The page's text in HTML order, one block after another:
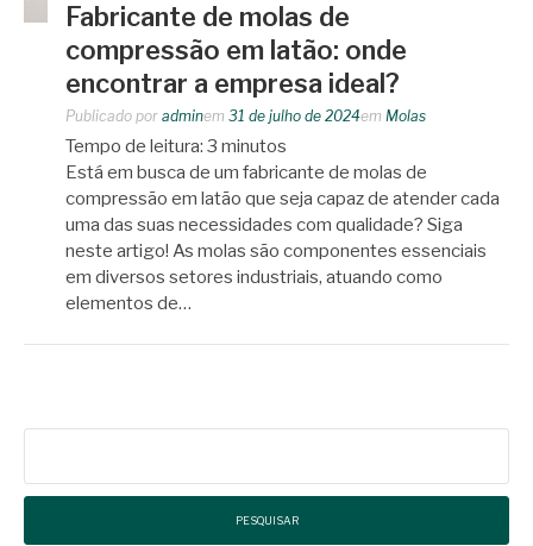
Fabricante de molas de
compressão em latão: onde
encontrar a empresa ideal?
Publicado por adminem 31 de julho de 2024em Molas
Tempo de leitura: 3 minutos
Está em busca de um fabricante de molas de
compressão em latão que seja capaz de atender cada
uma das suas necessidades com qualidade? Siga
neste artigo! As molas são componentes essenciais
em diversos setores industriais, atuando como
elementos de…